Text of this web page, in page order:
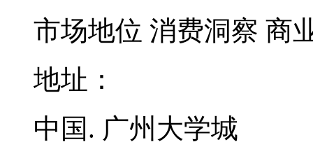
市场地位 消费洞察 商
地址：
中国. 广州大学城